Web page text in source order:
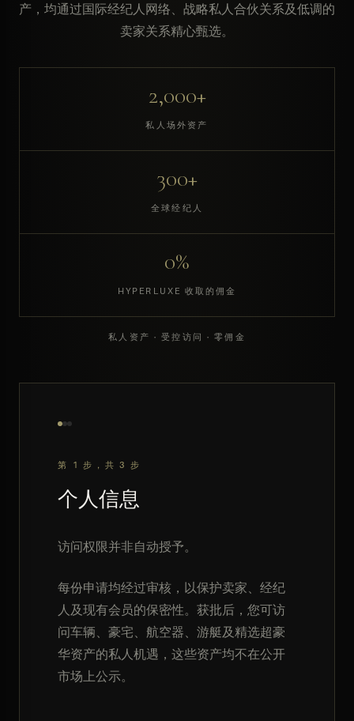
产，均通过国际经纪人网络、战略私人合伙关系及低调的
卖家关系精心甄选。
2,000+
私人场外资产
300+
全球经纪人
0%
HYPERLUXE 收取的佣金
私人资产 · 受控访问 · 零佣金
第 1 步，共 3 步
个人信息
访问权限并非自动授予。
每份申请均经过审核，以保护卖家、经纪
人及现有会员的保密性。获批后，您可访
问车辆、豪宅、航空器、游艇及精选超豪
华资产的私人机遇，这些资产均不在公开
市场上公示。